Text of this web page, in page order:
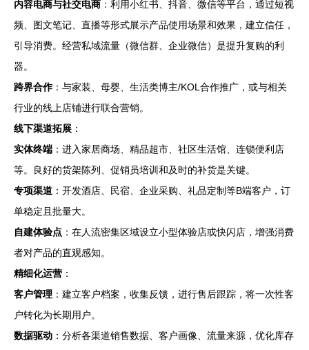
内容电商与社交电商 ：利用小红书、抖音、微信等平台，通过短视
频、图文笔记、直播等形式展示产品使用场景和效果，建立信任，
引导消费。经营私域流量（微信群、企业微信）是提升复购的利
器。
跨界合作：与家装、母婴、生活类博主/KOL合作推广，或与相关
行业的线上店铺进行联合营销。
线下渠道拓展 ：
实体终端 ：进入家居商场、精品超市、社区生活馆、连锁便利店
等。良好的货架陈列、促销员培训和及时的补货是关键。
专项渠道 ：开发酒店、民宿、企业采购、礼品定制等B端客户，订
单稳定且批量大。
自建体验点 ：在人流密集区域设立小型体验店或快闪店，增强消费
者对产品的直观感知。
精细化运营 ：
客户管理 ：建立客户档案，收集反馈，进行售后跟踪，将一次性客
户转化为长期用户。
数据驱动 ：分析各渠道销售数据、客户画像、流量来源，优化库存